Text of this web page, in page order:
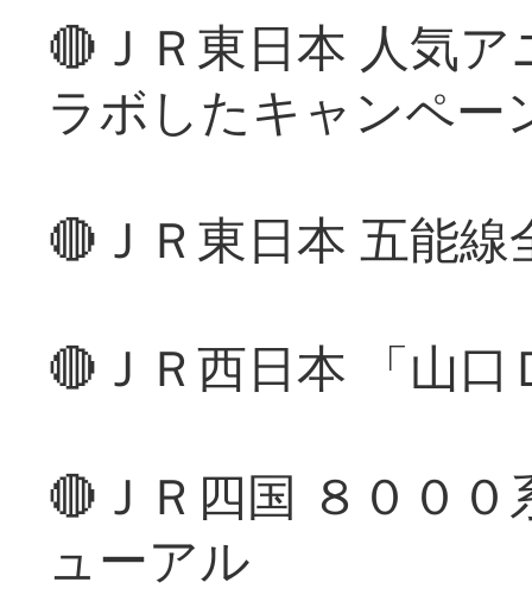
🔴ＪＲ東日本 人気
ラボしたキャンペー
🔴ＪＲ東日本 五能
🔴ＪＲ西日本 「山
🔴ＪＲ四国 ８００
ューアル